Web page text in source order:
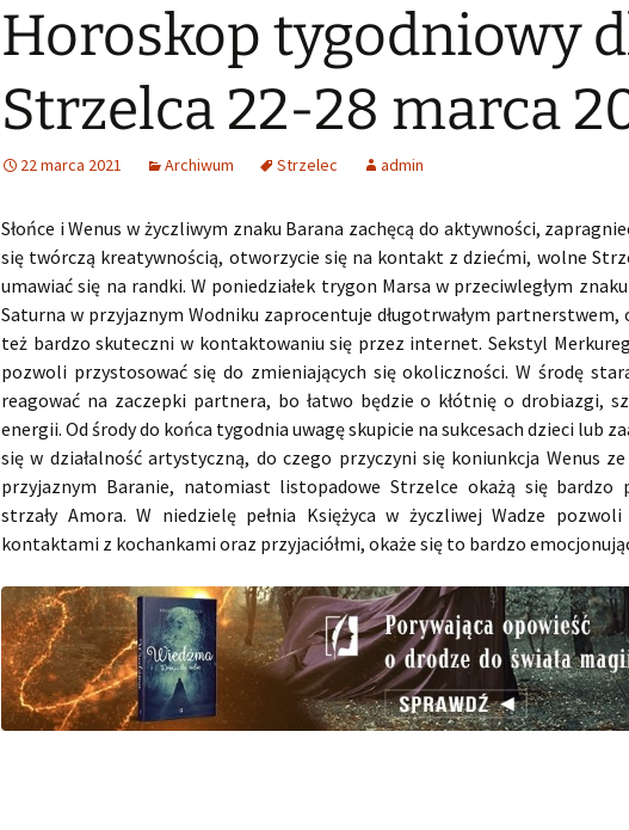
Horoskop tygodniowy
Strzelca 22-28 marca
22 marca 2021 Archiwum Strzelec admin
Słońce i Wenus w życzliwym znaku Barana zachęcą do aktywności,
się twórczą kreatywnością, otworzycie się na kontakt z dziećmi, wolne
umawiać się na randki. W poniedziałek trygon Marsa w przeciwległym
Saturna w przyjaznym Wodniku zaprocentuje długotrwałym partnerstwem,
też bardzo skuteczni w kontaktowaniu się przez internet. Sekstyl
pozwoli przystosować się do zmieniających się okoliczności. W środę
reagować na zaczepki partnera, bo łatwo będzie o kłótnię o drobiazgi,
energii. Od środy do końca tygodnia uwagę skupicie na sukcesach dzieci lub
się w działalność artystyczną, do czego przyczyni się koniunkcja Wenus ze
przyjaznym Baranie, natomiast listopadowe Strzelce okażą się bardzo
strzały Amora. W niedzielę pełnia Księżyca w życzliwej Wadze pozwoli
kontaktami z kochankami oraz przyjaciółmi, okaże się to bardzo